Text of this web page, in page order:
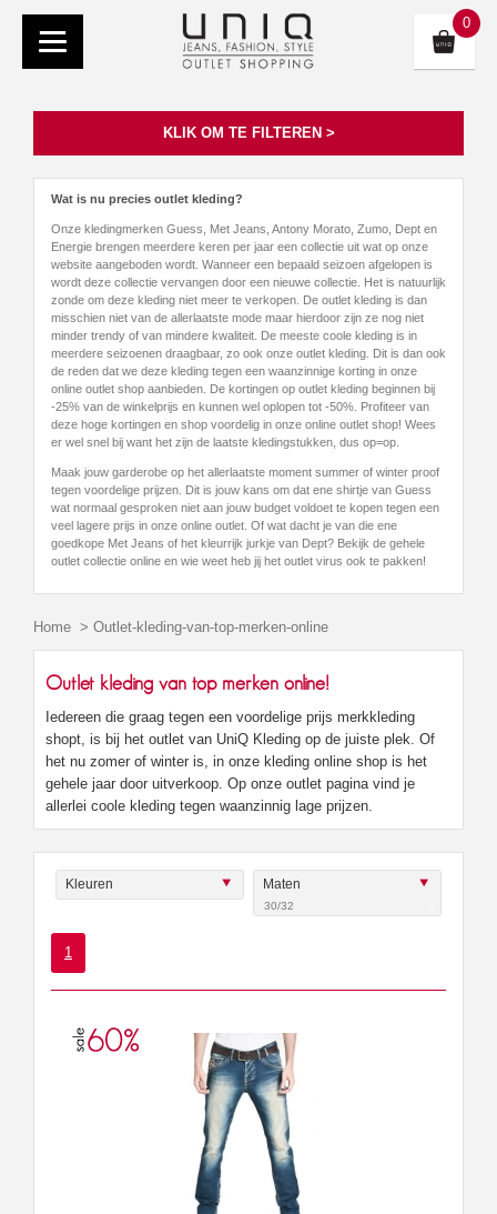
0
KLIK OM TE FILTEREN >
Wat is nu precies outlet kleding?
Onze kledingmerken Guess, Met Jeans, Antony Morato, Zumo, Dept en
Energie brengen meerdere keren per jaar een collectie uit wat op onze
website aangeboden wordt. Wanneer een bepaald seizoen afgelopen is
wordt deze collectie vervangen door een nieuwe collectie. Het is natuurlijk
zonde om deze kleding niet meer te verkopen. De outlet kleding is dan
misschien niet van de allerlaatste mode maar hierdoor zijn ze nog niet
minder trendy of van mindere kwaliteit. De meeste coole kleding is in
meerdere seizoenen draagbaar, zo ook onze outlet kleding. Dit is dan ook
de reden dat we deze kleding tegen een waanzinnige korting in onze
online outlet shop aanbieden. De kortingen op outlet kleding beginnen bij
-25% van de winkelprijs en kunnen wel oplopen tot -50%. Profiteer van
deze hoge kortingen en shop voordelig in onze online outlet shop! Wees
er wel snel bij want het zijn de laatste kledingstukken, dus op=op.
Maak jouw garderobe op het allerlaatste moment summer of winter proof
tegen voordelige prijzen. Dit is jouw kans om dat ene shirtje van Guess
wat normaal gesproken niet aan jouw budget voldoet te kopen tegen een
veel lagere prijs in onze online outlet. Of wat dacht je van die ene
goedkope Met Jeans of het kleurrijk jurkje van Dept? Bekijk de gehele
outlet collectie online en wie weet heb jij het outlet virus ook te pakken!
Home > Outlet-kleding-van-top-merken-online
Outlet kleding van top merken online!
Iedereen die graag tegen een voordelige prijs merkkleding
shopt, is bij het outlet van UniQ Kleding op de juiste plek. Of
het nu zomer of winter is, in onze kleding online shop is het
gehele jaar door uitverkoop. Op onze outlet pagina vind je
allerlei coole kleding tegen waanzinnig lage prijzen.
Kleuren Maten
30/32
1